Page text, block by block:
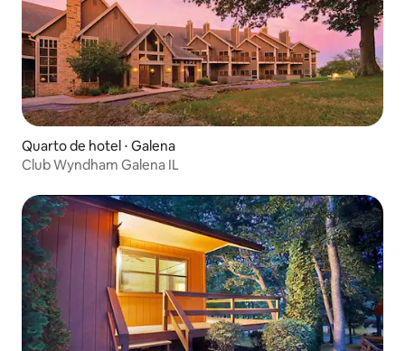
Quarto de hotel ⋅ Galena
Club Wyndham Galena IL